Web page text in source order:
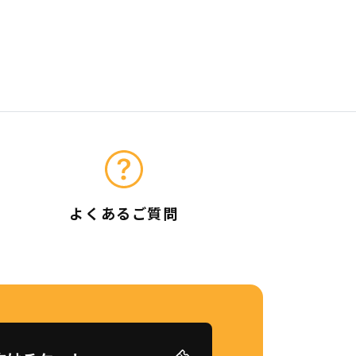
よくあるご質問